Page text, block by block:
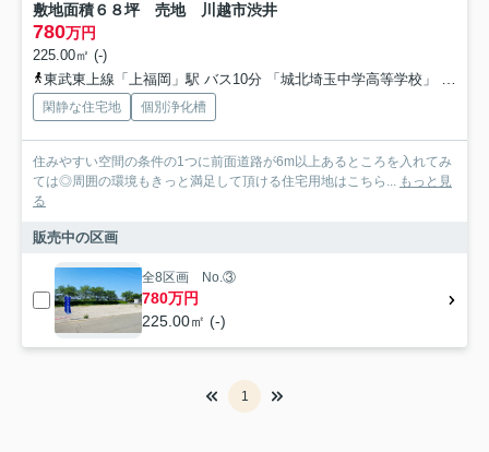
敷地面積６８坪 売地 川越市渋井
780万円
225.00㎡ (-)
東武東上線「上福岡」駅 バス10分 「城北埼玉中学高等学校」 停歩17分
閑静な住宅地 個別浄化槽
住みやすい空間の条件の1つに前面道路が6m以上あるところを入れてみ
ては◎周囲の環境もきっと満足して頂ける住宅用地はこちら... もっと見
る
販売中の区画
全8区画 No.③
780万円
225.00㎡ (-)
1